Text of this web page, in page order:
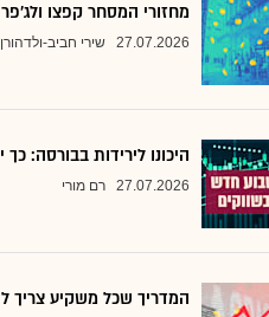
מחזורי המסחר קפצו
27.07.2026 שירי חביב-ולדהורן
היכונו לירידות בבורסה:
27.07.2026 רם מורי
המדריך שכל משקיע צריך להכיר - ועוד 4